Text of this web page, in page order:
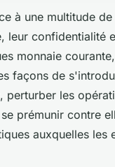
à une multitude
leur confidentialité
monnaie
façons de
perturber les
prémunir contre
auxquelles les